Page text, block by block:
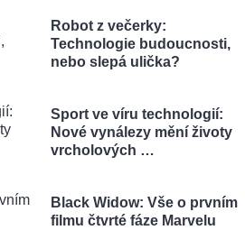
Robot z večerky:
Technologie budoucnosti,
nebo slepá ulička?
Sport ve víru technologií:
Nové vynálezy mění životy
vrcholových …
Black Widow: Vše o prvním
filmu čtvrté fáze Marvelu